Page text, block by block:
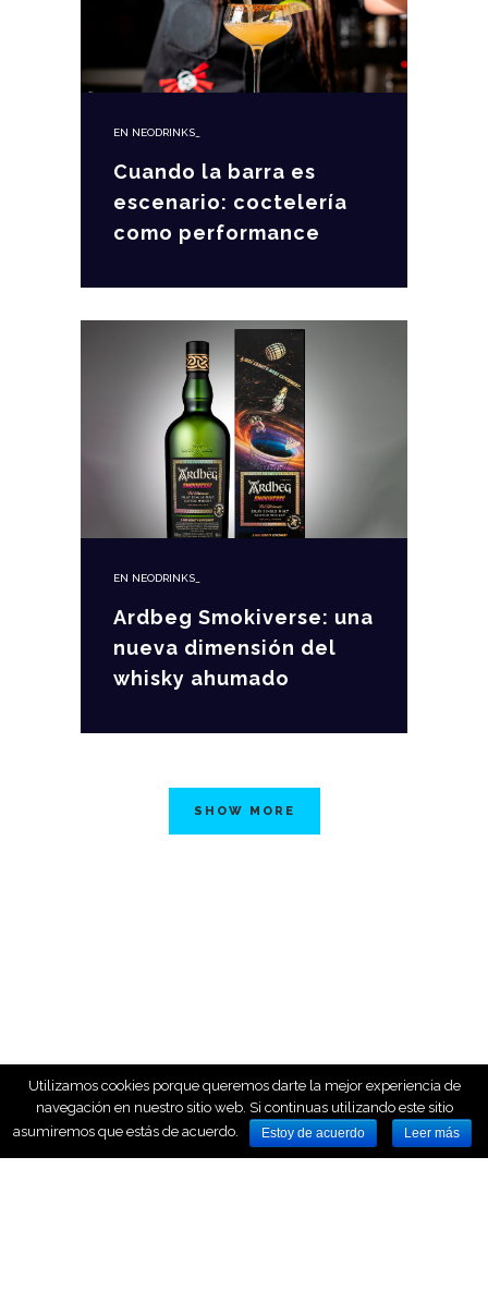
EN NEODRINKS_
Cuando la barra es
escenario: coctelería
como performance
EN NEODRINKS_
Ardbeg Smokiverse: una
nueva dimensión del
whisky ahumado
SHOW MORE
Utilizamos cookies porque queremos darte la mejor experiencia de
navegación en nuestro sitio web. Si continuas utilizando este sitio
asumiremos que estás de acuerdo.
Estoy de acuerdo Leer más